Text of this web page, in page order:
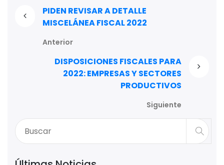
PIDEN REVISAR A DETALLE
MISCELÁNEA FISCAL 2022
Anterior
DISPOSICIONES FISCALES PARA
2022: EMPRESAS Y SECTORES
PRODUCTIVOS
Siguiente